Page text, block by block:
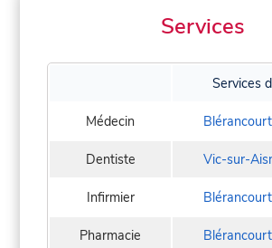
Services
Services
Médecin Blérancourt
Dentiste Vic-sur-
Infirmier Blérancourt
Pharmacie Blérancourt